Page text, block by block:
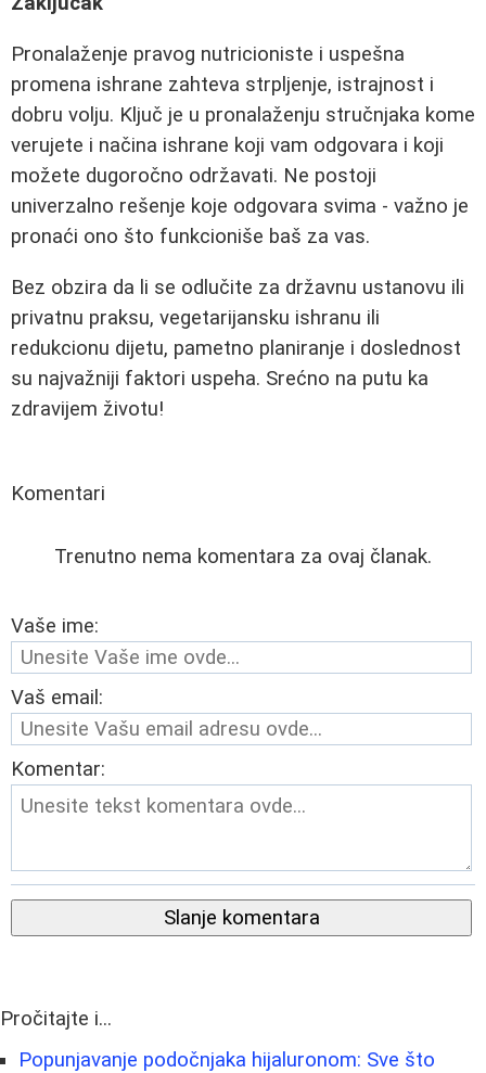
Pronalaženje pravog nutricioniste i uspešna
promena ishrane zahteva strpljenje, istrajnost i
dobru volju. Ključ je u pronalaženju stručnjaka kome
verujete i načina ishrane koji vam odgovara i koji
možete dugoročno održavati. Ne postoji
univerzalno rešenje koje odgovara svima - važno je
pronaći ono što funkcioniše baš za vas.
Bez obzira da li se odlučite za državnu ustanovu ili
privatnu praksu, vegetarijansku ishranu ili
redukcionu dijetu, pametno planiranje i doslednost
su najvažniji faktori uspeha. Srećno na putu ka
zdravijem životu!
Komentari
Trenutno nema komentara za ovaj članak.
Vaše ime:
Vaš email:
Komentar:
Slanje komentara
Pročitajte i...
Popunjavanje podočnjaka hijaluronom: Sve što